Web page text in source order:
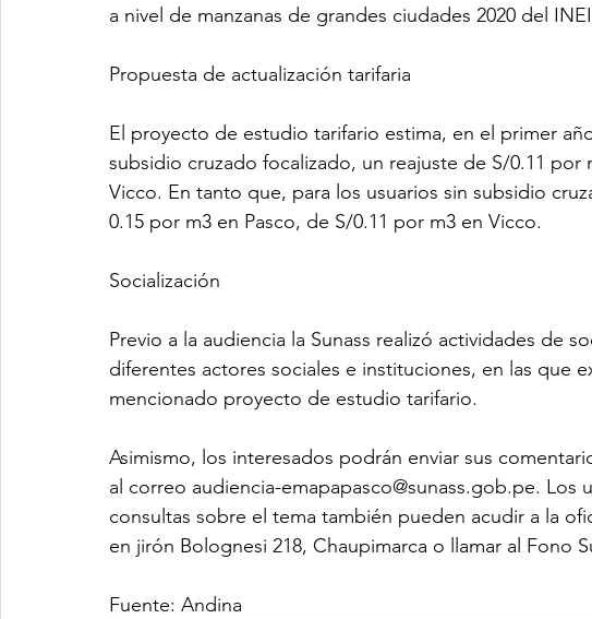
a nivel de manzanas de grandes ciudades 2020 del
Propuesta de actualización tarifaria
El proyecto de estudio tarifario estima, en el primer
subsidio cruzado focalizado, un reajuste de S/0.11 por
Vicco. En tanto que, para los usuarios sin subsidio
0.15 por m3 en Pasco, de S/0.11 por m3 en Vicco.
Socialización
Previo a la audiencia la Sunass realizó actividades de
diferentes actores sociales e instituciones, en las que
mencionado proyecto de estudio tarifario.
Asimismo, los interesados podrán enviar sus
al correo audiencia-emapapasco@sunass.gob.pe. Los
consultas sobre el tema también pueden acudir a la
en jirón Bolognesi 218, Chaupimarca o llamar al Fono
Fuente: Andina